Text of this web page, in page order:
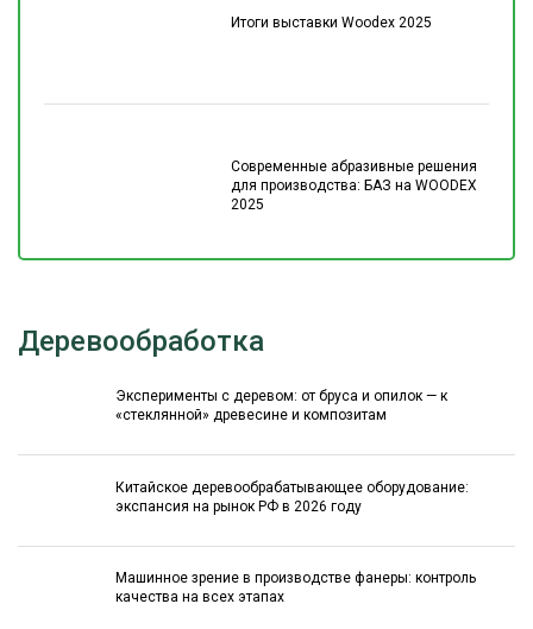
Итоги выставки Woodex 2025
Современные абразивные решения
для производства: БАЗ на WOODEX
2025
Деревообработка
Эксперименты с деревом: от бруса и опилок — к
«стеклянной» древесине и композитам
Китайское деревообрабатывающее оборудование:
экспансия на рынок РФ в 2026 году
Машинное зрение в производстве фанеры: контроль
качества на всех этапах